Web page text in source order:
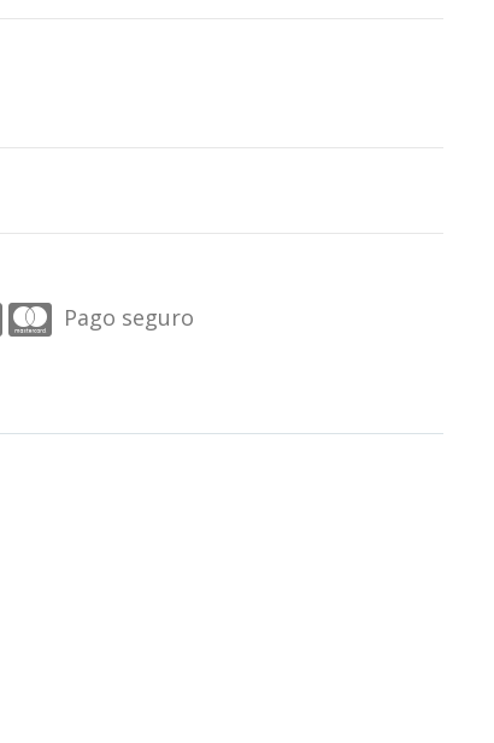
Pago seguro